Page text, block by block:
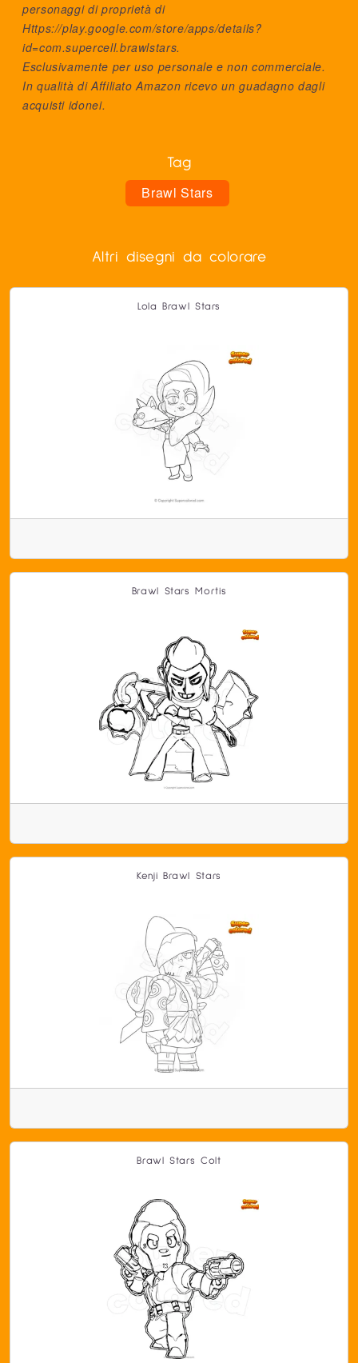
personaggi di proprietà di
Https://play.google.com/store/apps/details?
id=com.supercell.brawlstars.
Esclusivamente per uso personale e non commerciale.
In qualità di Affiliato Amazon ricevo un guadagno dagli
acquisti idonei.
Tag
Brawl Stars
Altri disegni da colorare
Lola Brawl Stars
Brawl Stars Mortis
Kenji Brawl Stars
Brawl Stars Colt